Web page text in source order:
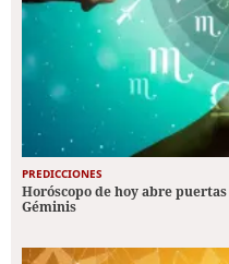
PREDICCIONES
Horóscopo de hoy abre
Géminis